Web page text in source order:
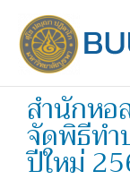
content
สำนักหอ
จัดพิธีทำ
ปีใหม่